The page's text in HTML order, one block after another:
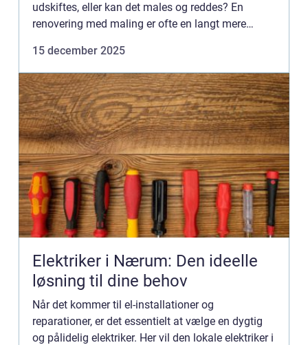
udskiftes, eller kan det males og reddes? En
renovering med maling er ofte en langt mere
15 december 2025
Elektriker i Nærum: Den ideelle
løsning til dine behov
Når det kommer til el-installationer og
reparationer, er det essentielt at vælge en dygtig
og pålidelig elektriker. Her vil den lokale elektriker i